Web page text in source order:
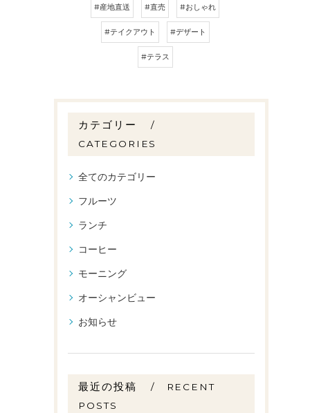
#産地直送 #直売 #おしゃれ
#テイクアウト #デザート
#テラス
カテゴリー
CATEGORIES
全てのカテゴリー
フルーツ
ランチ
コーヒー
モーニング
オーシャンビュー
お知らせ
最近の投稿
RECENT
POSTS